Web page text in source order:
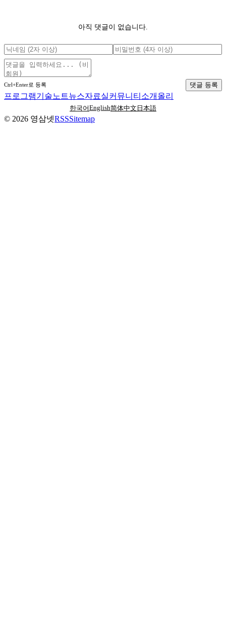
아직 댓글이 없습니다.
Ctrl+Enter로 등록 댓글 등록
프로그램기술노트뉴스자료실커뮤니티 소개 올리
한국어English简体中文 日本語
© 2026 영삼넷RSSSitemap